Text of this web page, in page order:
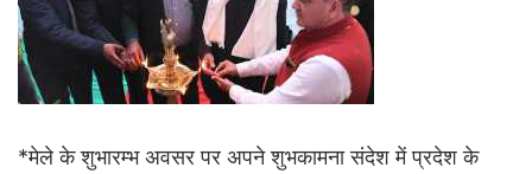
*मेले के शुभारम्भ अवसर पर अपने शुभकामना संदेश में प्रदेश के